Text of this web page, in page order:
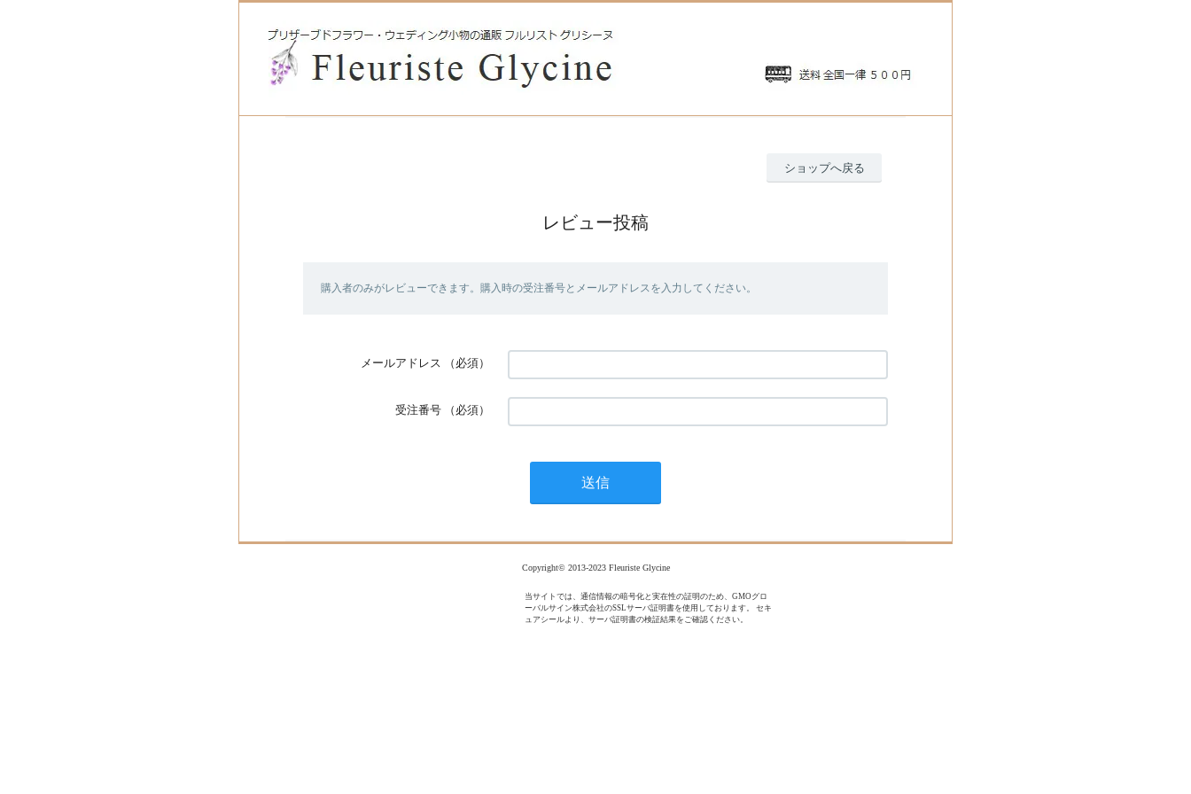
ショップへ戻る
レビュー投稿
購入者のみがレビューできます。購入時の受注番号とメールアドレスを入力してください。
メールアドレス （必須）
受注番号 （必須）
Copyright© 2013-2023 Fleuriste Glycine
当サイトでは、通信情報の暗号化と実在性の証明のため、GMOグロ
ーバルサイン株式会社のSSLサーバ証明書を使用しております。 セキ
ュアシールより、サーバ証明書の検証結果をご確認ください。